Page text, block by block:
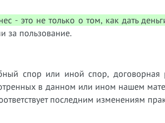
- это не только о том, как дать
за пользование.
спор или иной спор, договорная
в данном или ином нашем
последним изменениям